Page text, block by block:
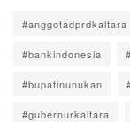
#anggotadprdkaltara
#bankindonesia
#bupatinunukan
#gubernurkaltara